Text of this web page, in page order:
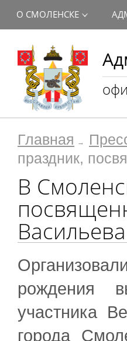
О СМОЛЕНСКЕ
Главная
праздник,
В
Васильева
рождения
участника
города